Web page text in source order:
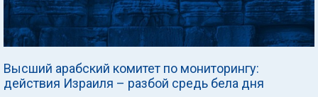
Высший арабский комитет по мониторингу:
действия Израиля – разбой средь бела дня